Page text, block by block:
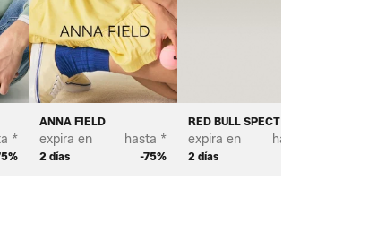
*
ANNA FIELD
expira en
2 días
hasta *
-75%
RED BULL SPECT EYEWEAR
expira en
2 días
hasta *